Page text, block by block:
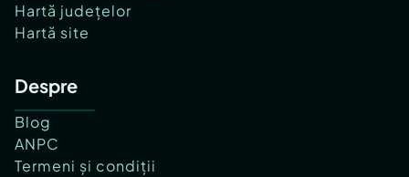
Hartă județelor
Hartă site
Despre
Blog
ANPC
Termeni și condiții